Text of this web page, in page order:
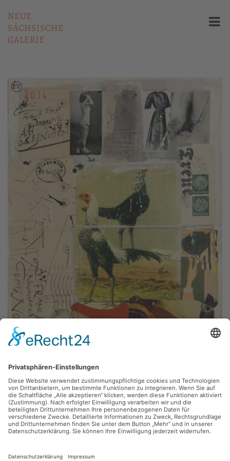
NEUE
SÄCHSISCHE
GALERIE
Frank Panse, Frank Voigt,o. T.
2014, Collage, Mixed Media, 25 x 34.5 cm, Inv.: A-01194
zurück
Bitte schreiben Sie an sammlung@kunsthuette.de